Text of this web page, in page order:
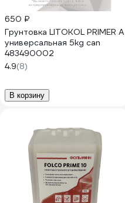
650 ₽
Грунтовка LITOKOL PRIMER A
универсальная 5kg can
483490002
4.9(8)
В корзину